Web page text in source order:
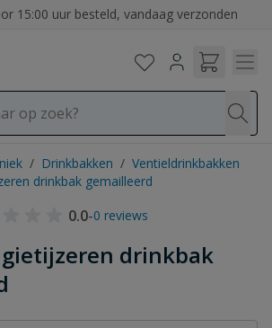
15:00 uur besteld, vandaag verzonden
/ Drinkbakken / Ventieldrinkbakken
drinkbak gemailleerd
0.0-0 reviews
gietijzeren drinkbak